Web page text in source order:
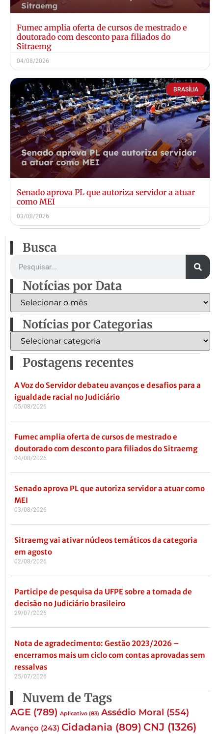
Fumec amplia oferta de cursos de mestrado e
doutorado com desconto para filiados do
Sitraemg
04/08/2026
BRASÍLIA
Senado aprova PL que autoriza servidor a atuar
como MEI
03/08/2026
Busca
Notícias por Data
Notícias por Categorias
Postagens recentes
A Voz do Servidor debateu avanços e desafios para a
igualdade racial no Judiciário
05/08/2026
Fumec amplia oferta de cursos de mestrado e
doutorado com desconto para filiados do Sitraemg
04/08/2026
Senado aprova PL que autoriza servidor a atuar como
MEI
03/08/2026
Sitraemg vai ativar núcleos temáticos da categoria
em agosto
02/08/2026
Participe de pesquisa da UFPE sobre a tomada de
decisão no Judiciário brasileiro
29/07/2026
Nota de agradecimento: Gestão 2023/2026 –
encerramos mais um ciclo com contas aprovadas sem
ressalvas
25/07/2026
Nuvem de Tags
AGE (789) Aplicativo (83) Assédio Moral (554)
Avanço (243) Cidadania (809) CNJ (1326)